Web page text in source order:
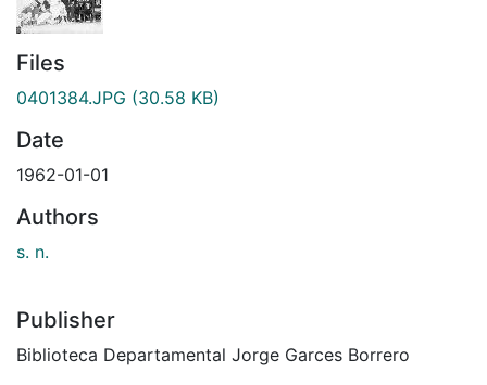
Files
0401384.JPG (30.58 KB)
Date
1962-01-01
Authors
s. n.
Publisher
Biblioteca Departamental Jorge Garces Borrero